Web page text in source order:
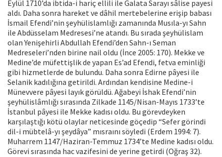
Eylül 1710’da ibtida-i hariç ellili ile Galata Sarayı sâlise payesi
aldı. Daha sonra hareket ve dâhil mertebelerine erişip babası
İsmail Efendi’nin şeyhülislamlığı zamanında Musıla-yı Sahn
ile Abdüsselam Medresesi’ne atandı. Bu sırada şeyhülislam
olan Yenişehirli Abdullah Efendi’den Sahn-ı Seman
Medreseleri’nden birine nail oldu (İnce 2005: 170). Mekke ve
Medine’de müfettişlik de yapan Es’ad Efendi, fetva eminliği
gibi hizmetlerde de bulundu. Daha sonra Edirne pâyesi ile
Selanik kadılığına getirildi. Ardından kendisine Medine-i
Münevvere pâyesi layık görüldü. Ağabeyi İshak Efendi’nin
şeyhülislâmlığı sırasında Zilkade 1145/Nisan-Mayıs 1733’te
İstanbul pâyesi ile Mekke kadısı oldu. Bu görevdeyken
karşılaştığı kötü olaylar neticesinde göçedip “Sefer görindi
dil-i mübtelâ-yı şeydâya” mısraını söyledi (Erdem 1994: 7).
Muharrem 1147/Haziran-Temmuz 1734’te Medine kadısı oldu.
Görevi sırasında hac vazifesini de yerine getirdi (Oğraş 32).